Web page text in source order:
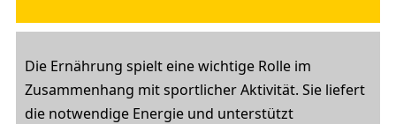
Die Ernährung spielt eine wichtige Rolle im
Zusammenhang mit sportlicher Aktivität. Sie liefert
die notwendige Energie und unterstützt